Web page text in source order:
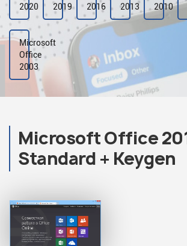
2020
2019
2016
2013
2010
Microsoft
Office
2003
Microsoft Office
Standard + Keygen